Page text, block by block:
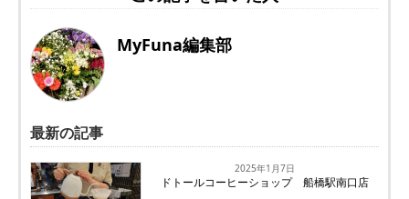
MyFuna編集部
最新の記事
2025年1月7日
ドトールコーヒーショップ 船橋駅南口店